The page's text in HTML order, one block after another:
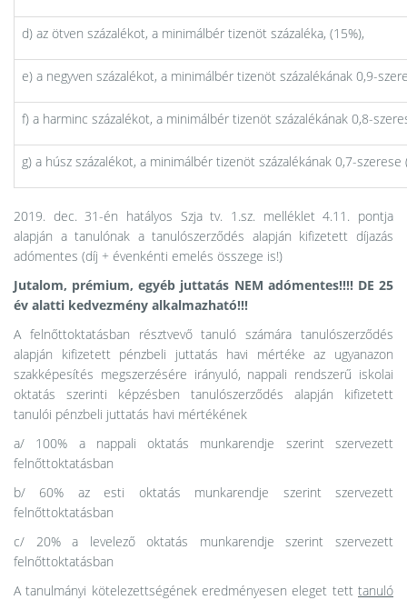
d) az ötven százalékot, a minimálbér tizenöt százaléka, (15%),
e) a negyven százalékot, a minimálbér tizenöt százalékának 0,9-
f) a harminc százalékot, a minimálbér tizenöt százalékának 0,8-
g) a húsz százalékot, a minimálbér tizenöt százalékának 0,7-szerese
2019. dec. 31-én hatályos Szja tv. 1.sz. melléklet 4.11. pontja
alapján a tanulónak a tanulószerződés alapján kifizetett díjazás
adómentes (díj + évenkénti emelés összege is!)
Jutalom, prémium, egyéb juttatás NEM adómentes!!!! DE 25
év alatti kedvezmény alkalmazható!!!
A felnőttoktatásban résztvevő tanuló számára tanulószerződés
alapján kifizetett pénzbeli juttatás havi mértéke az ugyanazon
szakképesítés megszerzésére irányuló, nappali rendszerű iskolai
oktatás szerinti képzésben tanulószerződés alapján kifizetett
tanulói pénzbeli juttatás havi mértékének
a/ 100% a nappali oktatás munkarendje szerint szervezett
felnőttoktatásban
b/ 60% az esti oktatás munkarendje szerint szervezett
felnőttoktatásban
c/ 20% a levelező oktatás munkarendje szerint szervezett
felnőttoktatásban
A tanulmányi kötelezettségének eredményesen eleget tett tanuló